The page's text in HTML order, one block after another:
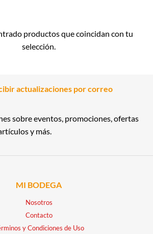
productos que coincidan con tu
selección.
actualizaciones por correo
sobre eventos, promociones, ofertas
y más.
MI BODEGA
Nosotros
Contacto
y Condiciones de Uso